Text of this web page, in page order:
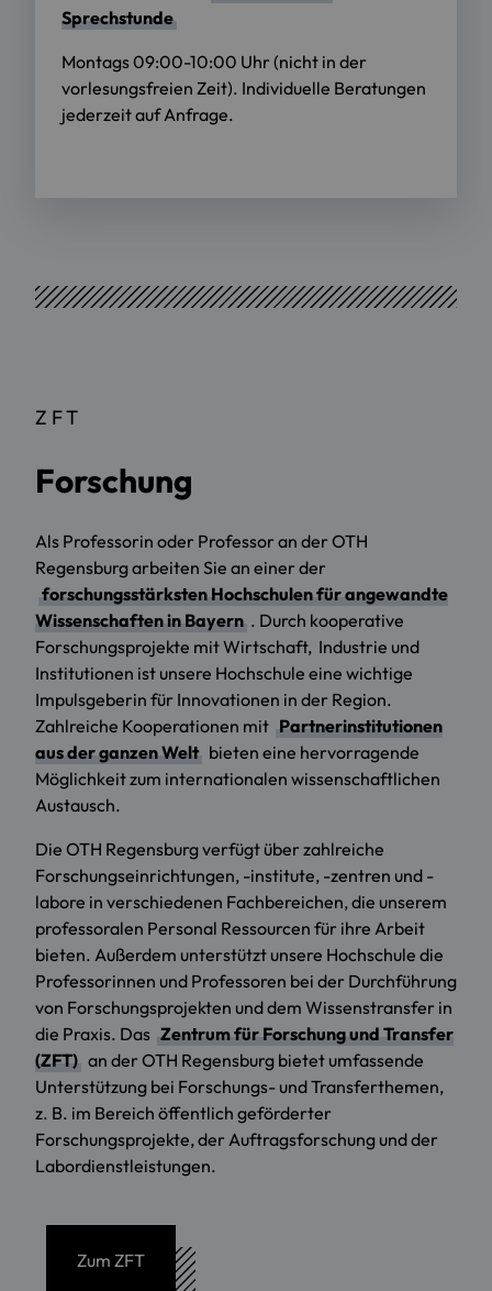
Sprechstunde
Montags 09:00-10:00 Uhr (nicht in der
vorlesungsfreien Zeit). Individuelle Beratungen
jederzeit auf Anfrage.
ZFT
Forschung
Als Professorin oder Professor an der OTH
Regensburg arbeiten Sie an einer der
forschungsstärksten Hochschulen für angewandte
Wissenschaften in Bayern . Durch kooperative
Forschungsprojekte mit Wirtschaft, Industrie und
Institutionen ist unsere Hochschule eine wichtige
Impulsgeberin für Innovationen in der Region.
Zahlreiche Kooperationen mit Partnerinstitutionen
aus der ganzen Welt bieten eine hervorragende
Möglichkeit zum internationalen wissenschaftlichen
Austausch.
Die OTH Regensburg verfügt über zahlreiche
Forschungseinrichtungen, -institute, -zentren und -
labore in verschiedenen Fachbereichen, die unserem
professoralen Personal Ressourcen für ihre Arbeit
bieten. Außerdem unterstützt unsere Hochschule die
Profes­sorinnen und Professoren bei der Durchführung
von Forschungs­pro­jekten und dem Wissenstransfer in
die Praxis. Das Zentrum für Forschung und Transfer
(ZFT) an der OTH Regensburg bietet umfassende
Unterstützung bei Forschungs- und Transferthemen,
z. B. im Bereich öffentlich geförderter
Forschungsprojekte, der Auftragsforschung und der
Labordienstleistungen.
Zum ZFT